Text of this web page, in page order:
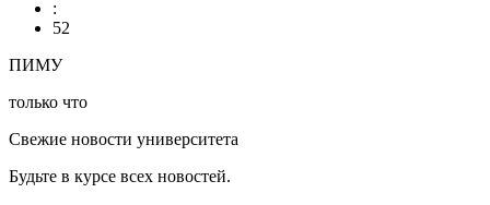
:
52
ПИМУ
только что
Свежие новости университета
Будьте в курсе всех новостей.